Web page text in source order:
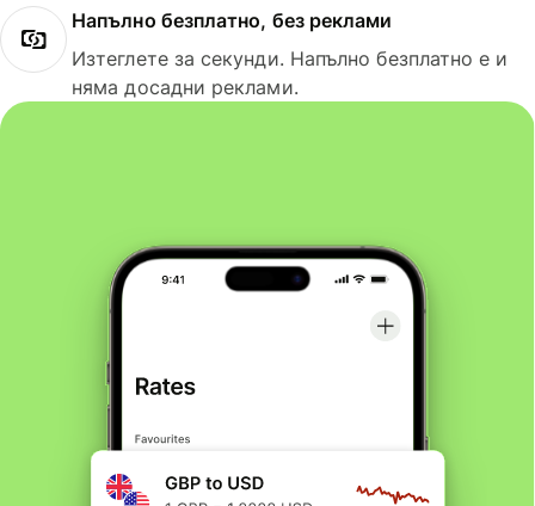
Напълно безплатно, без реклами
Изтеглете за секунди. Напълно безплатно е и
няма досадни реклами.